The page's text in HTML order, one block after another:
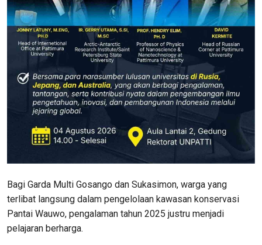
Bagi Garda Multi Gosango dan Sukasimon, warga yang
terlibat langsung dalam pengelolaan kawasan konservasi
Pantai Wauwo, pengalaman tahun 2025 justru menjadi
pelajaran berharga.